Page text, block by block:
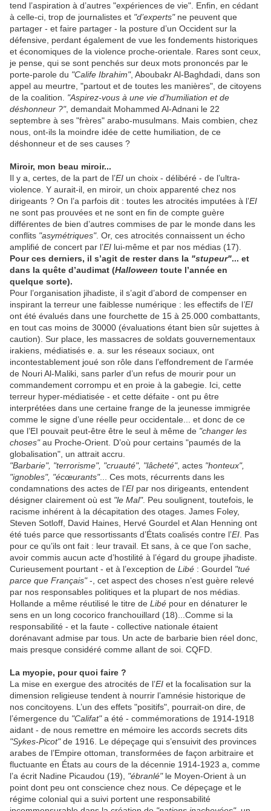
tend l’aspiration à d’autres "expériences de vie". Enfin, en cédant
à celle-ci, trop de journalistes et "d’experts"ne peuvent que
partager - et faire partager - la posture d’un Occident sur la
défensive, perdant également de vue les fondements historiques
et économiques de la violence proche-orientale. Rares sont ceux,
je pense, qui se sont penchés sur deux mots prononcés par le
porte-parole du "Calife Ibrahim", Aboubakr Al-Baghdadi, dans son
appel au meurtre, "partout et de toutes les manières", de citoyens
de la coalition. "Aspirez-vous à une vie d’humiliation et de
déshonneur ?", demandait Mohammed Al-Adnani le 22
septembre à ses "frères" arabo-musulmans. Mais combien, chez
nous, ont-ils la moindre idée de cette humiliation, de ce
déshonneur et de ses causes ?
Miroir, mon beau miroir...
Il y a, certes, de la part de l’EI un choix - délibéré - de l’ultra-
violence. Y aurait-il, en miroir, un choix apparenté chez nos
dirigeants ? On l’a parfois dit : toutes les atrocités imputées à l’EI
ne sont pas prouvées et ne sont en fin de compte guère
différentes de bien d’autres commises de par le monde dans les
conflits "asymétriques". Or, ces atrocités connaissent un écho
amplifié de concert par l’EI lui-même et par nos médias (17).
Pour ces derniers, il s’agit de rester dans la "stupeur"... et
dans la quête d’audimat (Halloween toute l’année en
quelque sorte).
Pour l’organisation jihadiste, il s’agit d’abord de compenser en
inspirant la terreur une faiblesse numérique : les effectifs de l’EI
ont été évalués dans une fourchette de 15 à 25.000 combattants,
en tout cas moins de 30000 (évaluations étant bien sûr sujettes à
caution). Sur place, les massacres de soldats gouvernementaux
irakiens, médiatisés e. a. sur les réseaux sociaux, ont
incontestablement joué son rôle dans l’effondrement de l’armée
de Nouri Al-Maliki, sans parler d’un refus de mourir pour un
commandement corrompu et en proie à la gabegie. Ici, cette
terreur hyper-médiatisée - et cette défaite - ont pu être
interprétées dans une certaine frange de la jeunesse immigrée
comme le signe d’une réelle peur occidentale... et donc de ce
que l’EI pouvait peut-être être le seul à même de "changer les
choses"au Proche-Orient. D’où pour certains "paumés de la
globalisation", un attrait accru.
"Barbarie", "terrorisme", "cruauté", "lâcheté", actes "honteux",
"ignobles", "écœurants"... Ces mots, récurrents dans les
condamnations des actes de l’EI par nos dirigeants, entendent
désigner clairement où est "le Mal". Peu soulignent, toutefois, le
racisme inhérent à la décapitation des otages. James Foley,
Steven Sotloff, David Haines, Hervé Gourdel et Alan Henning ont
été tués parce que ressortissants d’États coalisés contre l’EI . Pas
pour ce qu’ils ont fait : leur travail. Et sans, à ce que l’on sache,
avoir commis aucun acte d’hostilité à l’égard du groupe jihadiste.
Curieusement pourtant - et à l’exception de Libé : Gourdel "tué
parce que Français"-, cet aspect des choses n’est guère relevé
par nos responsables politiques et la plupart de nos médias.
Hollande a même réutilisé le titre de Libé pour en dénaturer le
sens en un long cocorico franchouillard (18)...Comme si la
responsabilité - et la faute - collective nationale étaient
dorénavant admise par tous. Un acte de barbarie bien réel donc,
mais presque considéré comme allant de soi. CQFD.
La myopie, pour quoi faire ?
La mise en exergue des atrocités de l’EI et la focalisation sur la
dimension religieuse tendent à nourrir l’amnésie historique de
nos concitoyens. L’un des effets "positifs", pourrait-on dire, de
l’émergence du "Califat"a été - commémorations de 1914-1918
aidant - de nous remettre en mémoire les accords secrets dits
"Sykes-Picot"de 1916. Le dépeçage qui s’ensuivit des provinces
arabes de l’Empire ottoman, transformées de façon arbitraire et
fluctuante en États au cours de la décennie 1914-1923 a, comme
l’a écrit Nadine Picaudou (19), "ébranlé"le Moyen-Orient à un
point dont peu ont conscience chez nous. Ce dépeçage et le
régime colonial qui a suivi portent une responsabilité